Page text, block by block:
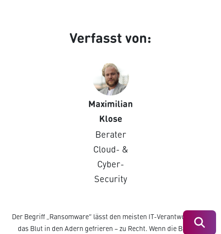
Suchen
Verfasst von:
Maximilian
Klose
Berater
Cloud- &
Cyber-
Security
Der Begriff „Ransomware“ lässt den meisten IT-Verantwortlichen
das Blut in den Adern gefrieren – zu Recht. Wenn die Backup-